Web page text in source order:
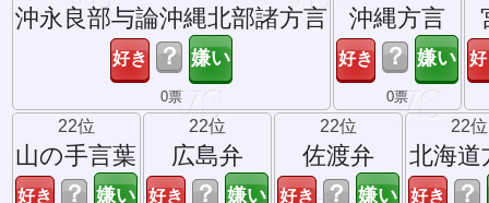
沖永良部与論沖縄北部諸方言
？
0票
沖縄方言
？
0票
22位
山の手言葉
？
22位
広島弁
？
22位
佐渡弁
？
22位
北海道
？